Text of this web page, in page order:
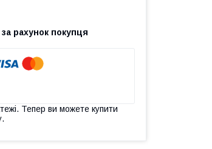
за рахунок покупця
Тепер ви можете купити